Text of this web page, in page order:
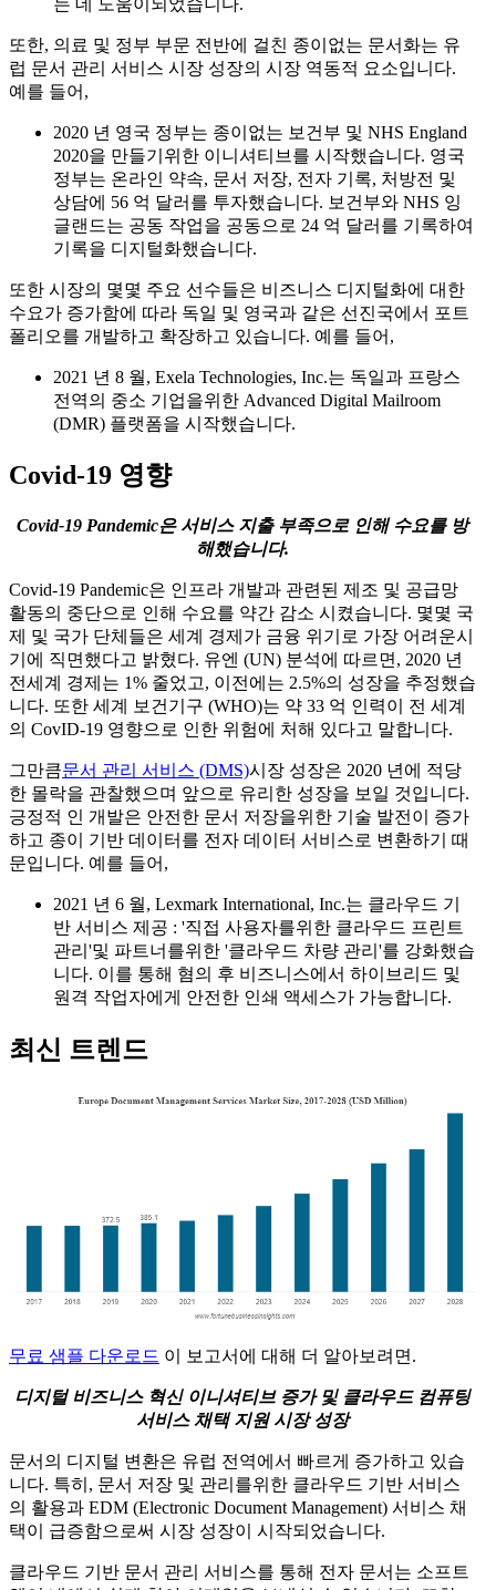
또한, 의료 및 정부 부문 전반에 걸친 종이없는 문서화는 유
럽 문서 관리 서비스 시장 성장의 시장 역동적 요소입니다.
예를 들어,
2020 년 영국 정부는 종이없는 보건부 및 NHS England
2020을 만들기위한 이니셔티브를 시작했습니다. 영국
정부는 온라인 약속, 문서 저장, 전자 기록, 처방전 및
상담에 56 억 달러를 투자했습니다. 보건부와 NHS 잉
글랜드는 공동 작업을 공동으로 24 억 달러를 기록하여
기록을 디지털화했습니다.
또한 시장의 몇몇 주요 선수들은 비즈니스 디지털화에 대한
수요가 증가함에 따라 독일 및 영국과 같은 선진국에서 포트
폴리오를 개발하고 확장하고 있습니다. 예를 들어,
2021 년 8 월, Exela Technologies, Inc.는 독일과 프랑스
전역의 중소 기업을위한 Advanced Digital Mailroom
(DMR) 플랫폼을 시작했습니다.
Covid-19 영향
Covid-19 Pandemic은 서비스 지출 부족으로 인해 수요를 방
해했습니다.
Covid-19 Pandemic은 인프라 개발과 관련된 제조 및 공급망
활동의 중단으로 인해 수요를 약간 감소 시켰습니다. 몇몇 국
제 및 국가 단체들은 세계 경제가 금융 위기로 가장 어려운시
기에 직면했다고 밝혔다. 유엔 (UN) 분석에 따르면, 2020 년
전세계 경제는 1% 줄었고, 이전에는 2.5%의 성장을 추정했습
니다. 또한 세계 보건기구 (WHO)는 약 33 억 인력이 전 세계
의 CovID-19 영향으로 인한 위험에 처해 있다고 말합니다.
그만큼문서 관리 서비스 (DMS)시장 성장은 2020 년에 적당
한 몰락을 관찰했으며 앞으로 유리한 성장을 보일 것입니다.
긍정적 인 개발은 안전한 문서 저장을위한 기술 발전이 증가
하고 종이 기반 데이터를 전자 데이터 서비스로 변환하기 때
문입니다. 예를 들어,
2021 년 6 월, Lexmark International, Inc.는 클라우드 기
반 서비스 제공 : '직접 사용자를위한 클라우드 프린트
관리'및 파트너를위한 '클라우드 차량 관리'를 강화했습
니다. 이를 통해 혐의 후 비즈니스에서 하이브리드 및
원격 작업자에게 안전한 인쇄 액세스가 가능합니다.
최신 트렌드
무료 샘플 다운로드 이 보고서에 대해 더 알아보려면.
디지털 비즈니스 혁신 이니셔티브 증가 및 클라우드 컴퓨팅
서비스 채택 지원 시장 성장
문서의 디지털 변환은 유럽 전역에서 빠르게 증가하고 있습
니다. 특히, 문서 저장 및 관리를위한 클라우드 기반 서비스
의 활용과 EDM (Electronic Document Management) 서비스 채
택이 급증함으로써 시장 성장이 시작되었습니다.
클라우드 기반 문서 관리 서비스를 통해 전자 문서는 소프트